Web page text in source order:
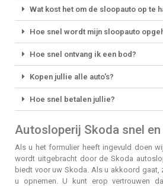
Wat kost het om de sloopauto op te
Hoe snel wordt mijn sloopauto
Hoe snel ontvang ik een bod?
Kopen jullie alle auto's?
Hoe snel betalen jullie?
Autosloperij Skoda snel
Als u het formulier heeft ingevuld doen
wordt uitgebracht door de Skoda
biedt voor uw Skoda. Als u akkoord
u opnemen. U kunt erop vertrouwen